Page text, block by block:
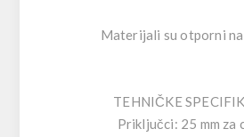
Materijali su otporni
TEHNIČKE
Priključci: 25 mm za